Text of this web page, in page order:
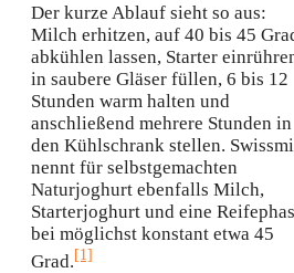
Der kurze Ablauf sieht so aus:
Milch erhitzen, auf 40 bis 45
abkühlen lassen, Starter
in saubere Gläser füllen, 6 bis 12
Stunden warm halten und
anschließend mehrere Stunden in
den Kühlschrank stellen.
nennt für selbstgemachten
Naturjoghurt ebenfalls Milch,
Starterjoghurt und eine
bei möglichst konstant etwa 45
Grad.[1]